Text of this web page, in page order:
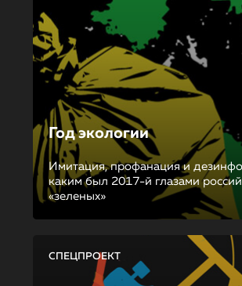
Год экологии
Имитация, профанация и
каким был 2017-й глазами
«зеленых»
СПЕЦПРОЕКТ